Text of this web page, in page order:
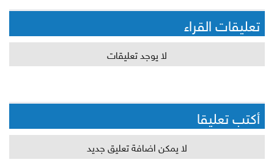
تعليقات القراء
لا يوجد تعليقات
أكتب تعليقا
لا يمكن اضافة تعليق جديد